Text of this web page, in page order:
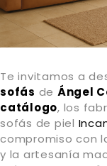
Te invitamos a
sofás de Ángel
catálogo, los
sofás de piel
compromiso con
y la artesanía